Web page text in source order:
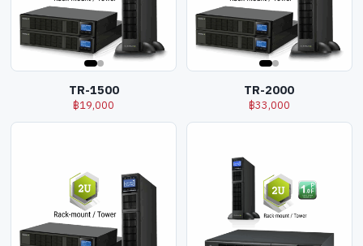
TR-1500
฿19,000
TR-2000
฿33,000